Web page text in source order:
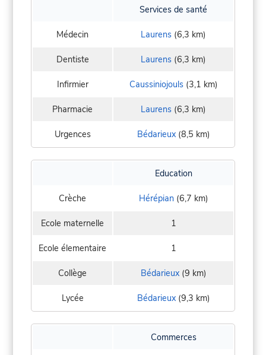
Services de santé
Médecin Laurens (6,3 km)
Dentiste Laurens (6,3 km)
Infirmier Caussiniojouls(3,1 km)
Pharmacie Laurens (6,3 km)
Urgences Bédarieux(8,5 km)
Education
Crèche Hérépian(6,7 km)
Ecole maternelle 1
Ecole élementaire 1
Collège Bédarieux(9 km)
Lycée Bédarieux(9,3 km)
Commerces